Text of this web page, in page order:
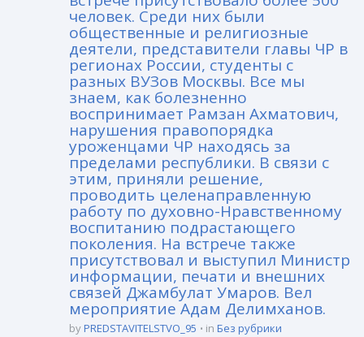
человек. Среди них были
общественные и религиозные
деятели, представители главы ЧР в
регионах России, студенты с
разных ВУЗов Москвы. Все мы
знаем, как болезненно
воспринимает Рамзан Ахматович,
нарушения правопорядка
уроженцами ЧР находясь за
пределами республики. В связи с
этим, приняли решение,
проводить целенаправленную
работу по духовно-Нравственному
воспитанию подрастающего
поколения. На встрече также
присутствовал и выступил Министр
информации, печати и внешних
связей Джамбулат Умаров. Вел
мероприятие Адам Делимханов.
byPREDSTAVITELSTVO_95 in Без рубрики